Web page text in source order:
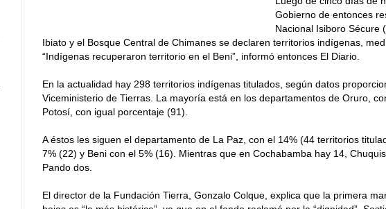
Gobierno de entonces
Nacional Isiboro Sécure
Ibiato y el Bosque Central de Chimanes se declaren territorios indígenas,
“Indígenas recuperaron territorio en el Beni”, informó entonces El Diario.
En la actualidad hay 298 territorios indígenas titulados, según datos
Viceministerio de Tierras. La mayoría está en los departamentos de Oruro,
Potosí, con igual porcentaje (91).
A éstos les siguen el departamento de La Paz, con el 14% (44 territorios
7% (22) y Beni con el 5% (16). Mientras que en Cochabamba hay 14,
Pando dos.
El director de la Fundación Tierra, Gonzalo Colque, explica que la primera